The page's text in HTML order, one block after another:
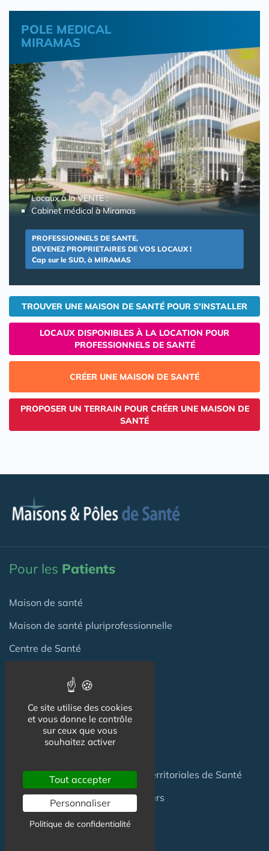
POLE MEDICAL
MIRAMAS
Locaux à la VENTE :
Cabinet médical à Miramas
PROFESSIONNELS DE SANTE,
DEVENEZ PROPRIETAIRES DE VOS LOCAUX !
Cap sur le SUD, à MIRAMAS
TROUVER UNE MAISON DE SANTÉ POUR S'INSTALLER
LOCAUX DISPONIBLES À LA LOCATION POUR
PROFESSIONNELS DE SANTÉ
CRÉER UNE MAISON DE SANTÉ
PROPOSER UN TERRAIN POUR CRÉER UNE MAISON DE
SANTÉ
Pour les Patients
Maison de santé
Maison de santé pluriprofessionnelle
Centre de Santé
Maison sport-santé
Maison de naissance
Communauté Professionnelles Territoriales de Santé
Hotel Patient & Hôtels Hospitaliers
Ce site utilise des cookies
et vous donne le contrôle
sur ceux que vous
souhaitez activer
Tout accepter
Personnaliser
Politique de confidentialité